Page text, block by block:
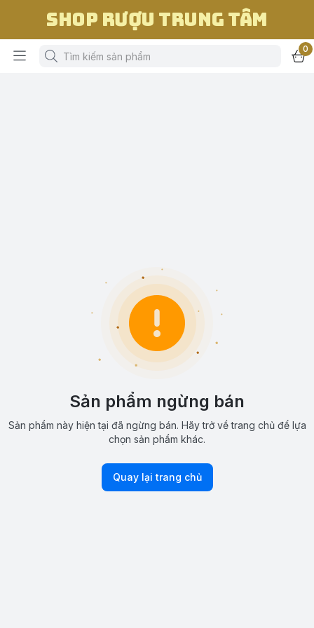
Shop Rượu Trung Tâm
0
Sản phẩm ngừng bán
Sản phẩm này hiện tại đã ngừng bán. Hãy trở về trang chủ để lựa
chọn sản phẩm khác.
Quay lại trang chủ